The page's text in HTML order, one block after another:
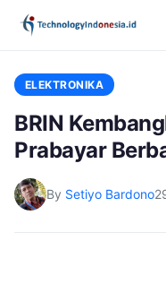
ELEKTRONIKA
BRIN
Prabayar
By Setiyo Bardono